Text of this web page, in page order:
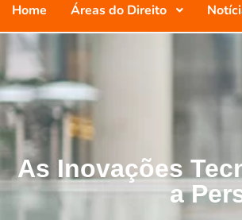
Home Áreas do Direito
As Inovações
a